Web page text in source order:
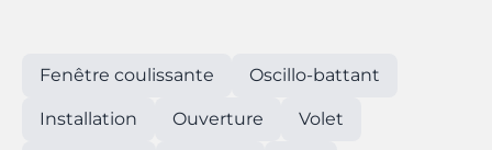
Fenêtre coulissante Oscillo-battant
Installation Ouverture Volet